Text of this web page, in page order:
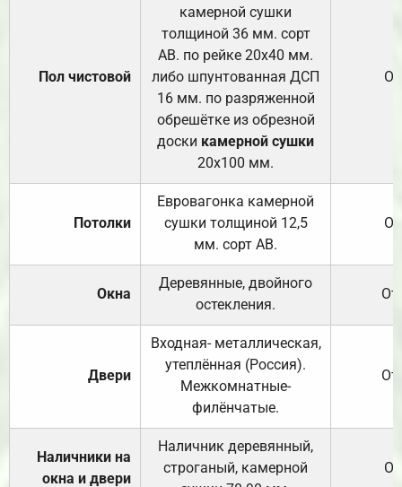
Пол чистовой
камерной сушки
толщиной 36 мм. сорт
АВ. по рейке 20х40 мм.
либо шпунтованная ДСП
16 мм. по разряженной
обрешётке из обрезной
доски камерной сушки
20х100 мм.
Потолки
Евровагонка камерной
сушки толщиной 12,5
мм. сорт АВ.
Окна
Деревянные, двойного
остекления.
Двери
Входная- металлическая,
утеплённая (Россия).
Межкомнатные-
филёнчатые.
Наличники на
окна и двери
Наличник деревянный,
строганый, камерной